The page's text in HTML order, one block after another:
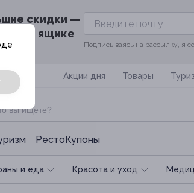
скидки —
ящике
Подписываясь на рассылку, я
Акции дня Товары
РестоКупоны
и еда Красота и уход